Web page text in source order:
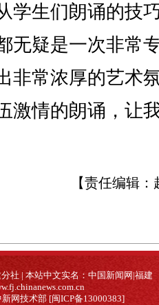
学生们朗诵的技
无疑是一次非常
非常浓厚的艺术
激情的朗诵，让
【责任编辑：
社 | 本站中文实名：中国新闻网|福建
网技术部 [闽ICP备13000383]